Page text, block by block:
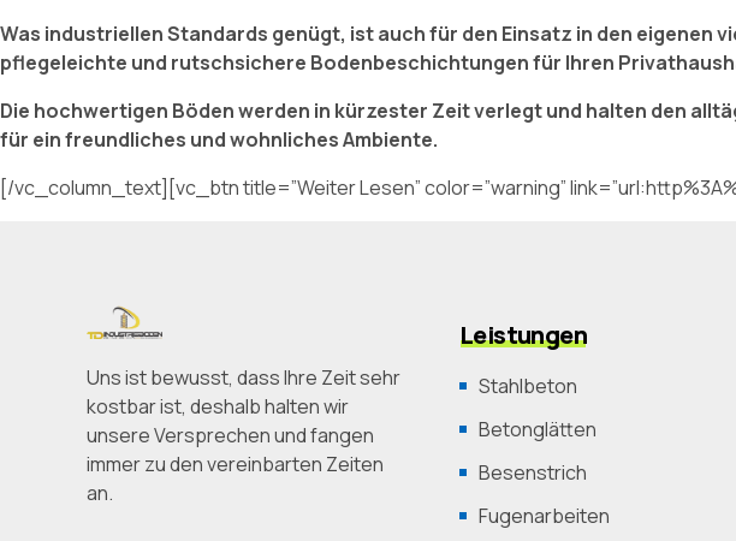
Was industriellen Standards genügt, ist auch für den Einsatz in den eigenen
pflegeleichte und rutschsichere Bodenbeschichtungen für Ihren
Die hochwertigen Böden werden in kürzester Zeit verlegt und halten den
für ein freundliches und wohnliches Ambiente.
[/vc_column_text][vc_btn title=”Weiter Lesen” color=”warning”
Uns ist bewusst, dass Ihre Zeit sehr
kostbar ist, deshalb halten wir
unsere Versprechen und fangen
immer zu den vereinbarten Zeiten
an.
Leistungen
Stahlbeton
Betonglätten
Besenstrich
Fugenarbeiten